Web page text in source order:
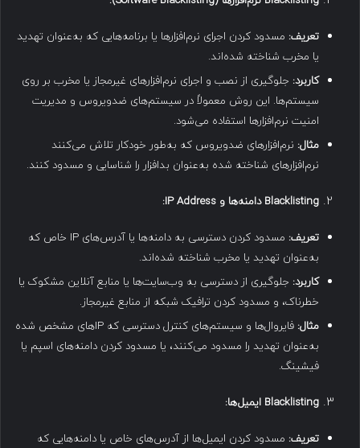
تعریف: مسدود کردن اجرای نرم‌افزارها یا برنامه‌هایی که به‌عنوان تهدید
یا مخرب شناخته شده‌اند.
کاربرد: جلوگیری از نصب و اجرای نرم‌افزارهای غیرمجاز یا مخرب بر روی
سیستم‌ها. این روش معمولاً در سیستم‌های ضدویروس و مدیریت
امنیت نرم‌افزارها استفاده می‌شود.
مثال: نرم‌افزارهای ضدویروس که به‌طور خودکار تلاش می‌کنند
نرم‌افزارهای شناخته شده به‌عنوان بدافزار را شناسایی و مسدود کنند.
Blacklisting دامنه‌ها و
تعریف:
مسدود کردن دسترسی به دامنه‌ها یا آدرس‌های IP خاص که
به‌عنوان تهدید یا مخرب شناخته شده‌اند.
کاربرد: جلوگیری از دسترسی به وب‌سایت‌ها یا منابع آنلاین مشکوک یا
خطرناک، و مسدود کردن ترافیک شبکه از منابع غیرمجاز.
مثال:
فایروال‌ها و سیستم‌های کنترل دسترسی که IPهای مشخص شده
به‌عنوان تهدید را مسدود می‌کنند، یا مسدود کردن دامنه‌های اسپم یا
فیشینگ.
Blacklisting ایمیل‌ها:
تعریف: مسدود کردن ایمیل‌ها از آدرس‌های خاص یا دامنه‌هایی که